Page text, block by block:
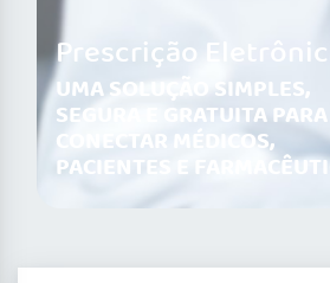
Prescrição
UMA SOLUÇÃO SIMPLES,
SEGURA E GRATUITA PARA
CONECTAR MÉDICOS,
PACIENTES E